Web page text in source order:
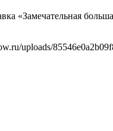
«Замечательная
uploads/